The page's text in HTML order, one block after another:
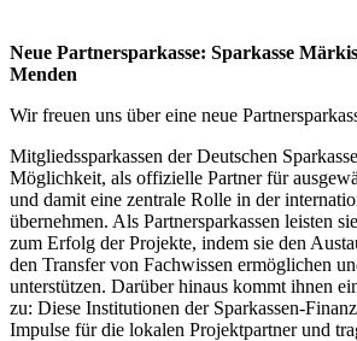
Neue Partnersparkasse: Sparkasse
Menden
Wir freuen uns über eine neue
Mitgliedssparkassen der Deutschen
Möglichkeit, als offizielle Partner für
und damit eine zentrale Rolle in der
übernehmen. Als Partnersparkassen leisten
zum Erfolg der Projekte, indem sie den
den Transfer von Fachwissen ermöglichen
unterstützen. Darüber hinaus kommt ihnen
zu: Diese Institutionen der Sparkassen-
Impulse für die lokalen Projektpartner und